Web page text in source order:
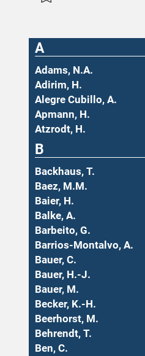
A
Adams, N.A.
Adirim, H.
Alegre Cubillo, A.
Apmann, H.
Atzrodt, H.
B
Backhaus, T.
Baez, M.M.
Baier, H.
Balke, A.
Barbeito, G.
Barrios-Montalvo, A.
Bauer, C.
Bauer, H.-J.
Bauer, M.
Becker, K.-H.
Beerhorst, M.
Behrendt, T.
Ben, C.